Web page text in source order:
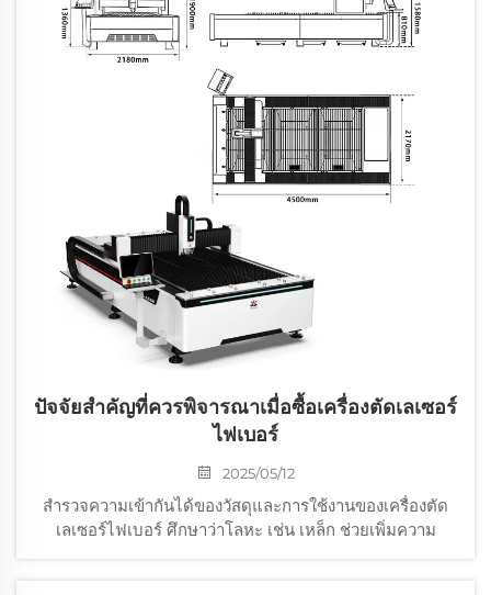
ปัจจัยสำคัญที่ควรพิจารณาเมื่อซื้อเครื่องตัดเลเซอร์
ไฟเบอร์
2025/05/12
สำรวจความเข้ากันได้ของวัสดุและการใช้งานของเครื่องตัด
เลเซอร์ไฟเบอร์ ศึกษาว่าโลหะ เช่น เหล็ก ช่วยเพิ่มความ